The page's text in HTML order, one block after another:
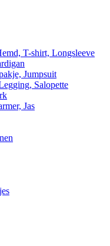
T-shirt, Longsleeve
Jumpsuit
Salopette
Jas